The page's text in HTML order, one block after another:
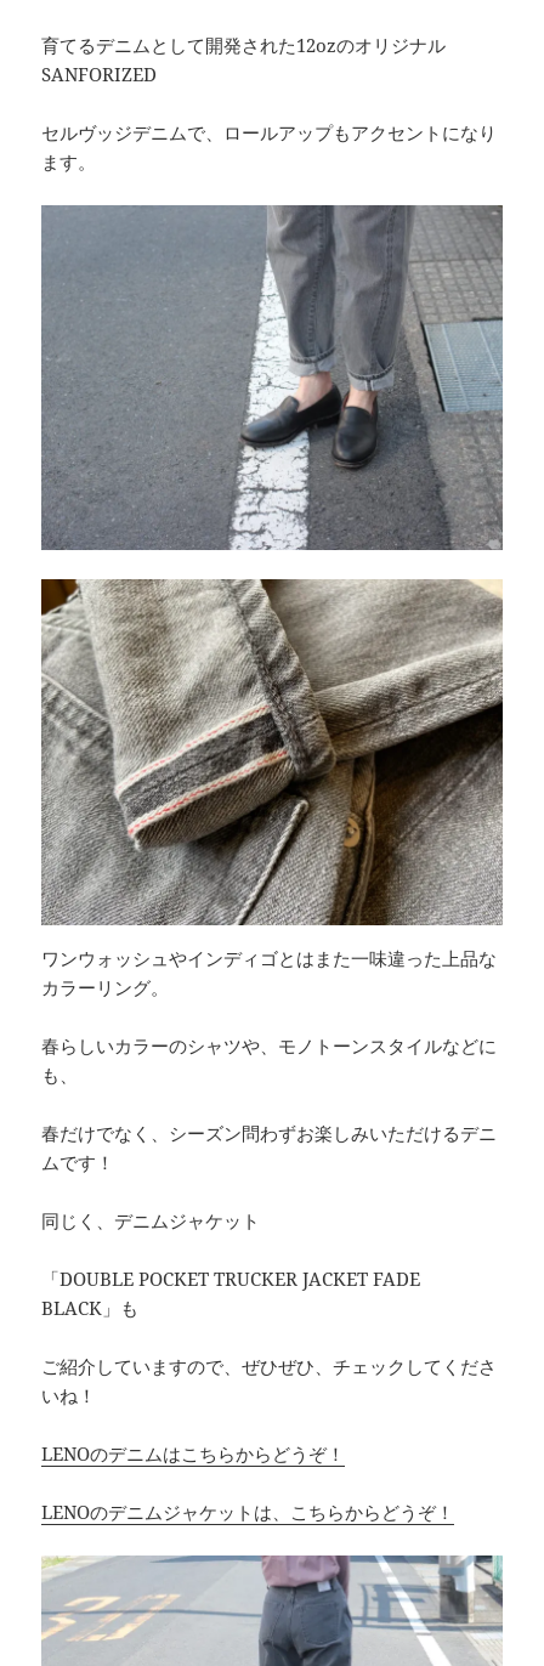
育てるデニムとして開発された12ozのオリジナル
SANFORIZED
セルヴッジデニムで、ロールアップもアクセントになり
ます。
ワンウォッシュやインディゴとはまた一味違った上品な
カラーリング。
春らしいカラーのシャツや、モノトーンスタイルなどに
も、
春だけでなく、シーズン問わずお楽しみいただけるデニ
ムです！
同じく、デニムジャケット
「DOUBLE POCKET TRUCKER JACKET FADE
BLACK」も
ご紹介していますので、ぜひぜひ、チェックしてくださ
いね！
LENOのデニムはこちらからどうぞ！
LENOのデニムジャケットは、こちらからどうぞ！